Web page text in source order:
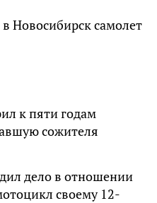
Новосибирск самолет
к пяти годам
сожителя
дело в отношении
своему 12-